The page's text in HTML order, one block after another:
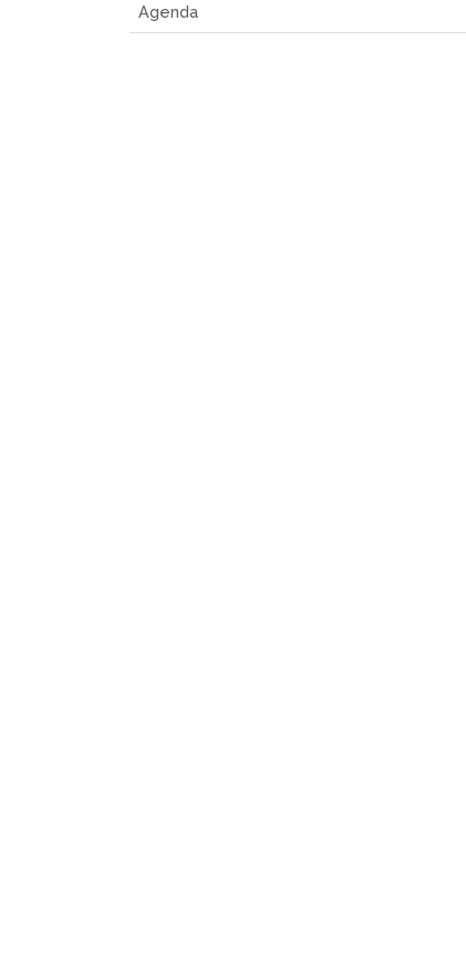
Agenda